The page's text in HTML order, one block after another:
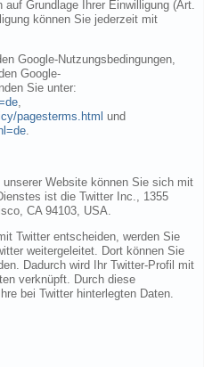
auf Grundlage Ihrer Einwilligung (Art.
können Sie jederzeit mit
Google-Nutzungsbedingungen,
Google-
Sie unter:
,
pagesterms.html und
.
Website können Sie sich mit
ist die Twitter Inc., 1355
CA 94103, USA.
Twitter entscheiden, werden Sie
weitergeleitet. Dort können Sie
Dadurch wird Ihr Twitter-Profil mit
verknüpft. Durch diese
bei Twitter hinterlegten Daten.